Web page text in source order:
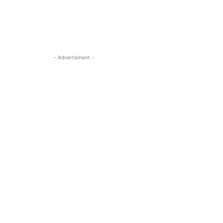
- Advertisment -